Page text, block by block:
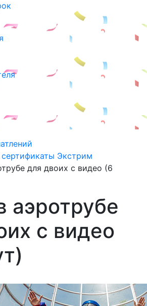
Экстрим
для двоих с видео (6
аэротрубе
с видео